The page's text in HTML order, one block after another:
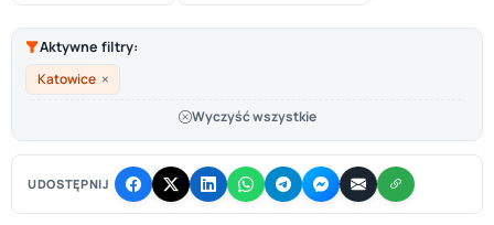
Aktywne filtry:
Katowice ×
Wyczyść wszystkie
UDOSTĘPNIJ